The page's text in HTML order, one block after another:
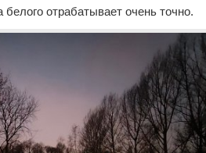
отрабатывает очень точно.